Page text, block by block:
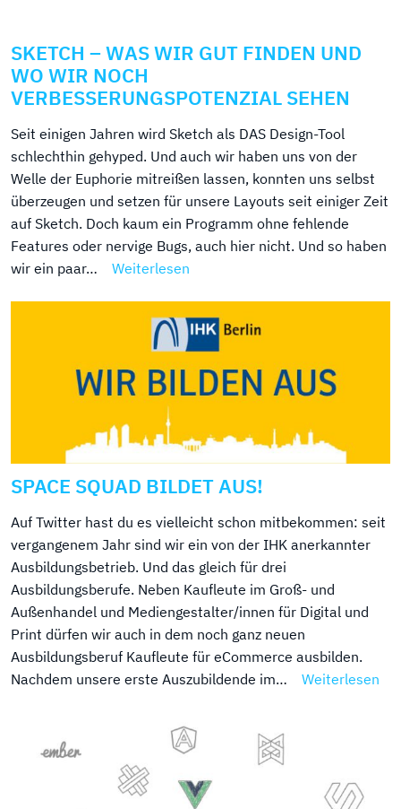
SKETCH – WAS WIR GUT FINDEN UND
WO WIR NOCH
VERBESSERUNGSPOTENZIAL SEHEN
Seit einigen Jahren wird Sketch als DAS Design-Tool
schlechthin gehyped. Und auch wir haben uns von der
Welle der Euphorie mitreißen lassen, konnten uns selbst
überzeugen und setzen für unsere Layouts seit einiger Zeit
auf Sketch. Doch kaum ein Programm ohne fehlende
Features oder nervige Bugs, auch hier nicht. Und so haben
wir ein paar…
Weiterlesen
SPACE SQUAD BILDET AUS!
Auf Twitter hast du es vielleicht schon mitbekommen: seit
vergangenem Jahr sind wir ein von der IHK anerkannter
Ausbildungsbetrieb. Und das gleich für drei
Ausbildungsberufe. Neben Kaufleute im Groß- und
Außenhandel und Mediengestalter/innen für Digital und
Print dürfen wir auch in dem noch ganz neuen
Ausbildungsberuf Kaufleute für eCommerce ausbilden.
Nachdem unsere erste Auszubildende im…
Weiterlesen